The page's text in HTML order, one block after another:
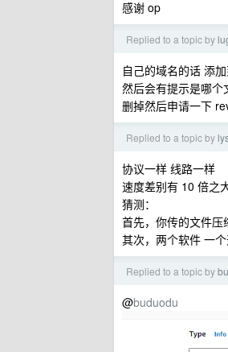
感谢 op
Replied to a topic by
自己的域名的话 添
然后会有提示是哪个
删掉然后申请一下
Replied to a topic by
协议一样 线路一样
速度差别有 10 倍之
猜测：
首先，你传的文件
其次，两个软件 一
Replied to a topic by
@buduodu